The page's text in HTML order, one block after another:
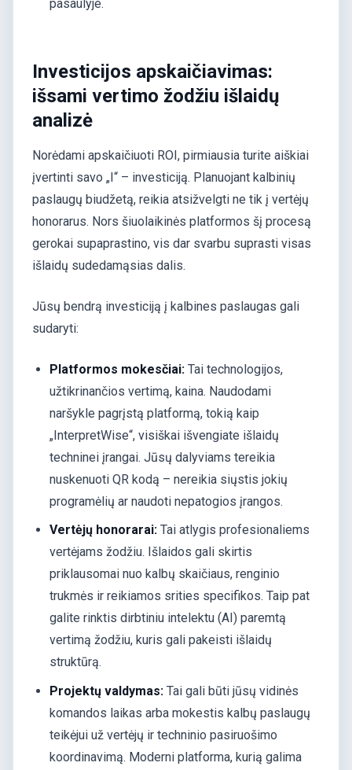
pasaulyje.
Investicijos apskaičiavimas:
išsami vertimo žodžiu išlaidų
analizė
Norėdami apskaičiuoti ROI, pirmiausia turite aiškiai
įvertinti savo „I“ – investiciją. Planuojant kalbinių
paslaugų biudžetą, reikia atsižvelgti ne tik į vertėjų
honorarus. Nors šiuolaikinės platformos šį procesą
gerokai supaprastino, vis dar svarbu suprasti visas
išlaidų sudedamąsias dalis.
Jūsų bendrą investiciją į kalbines paslaugas gali
sudaryti:
Platformos mokesčiai: Tai technologijos,
užtikrinančios vertimą, kaina. Naudodami
naršykle pagrįstą platformą, tokią kaip
„InterpretWise“, visiškai išvengiate išlaidų
techninei įrangai. Jūsų dalyviams tereikia
nuskenuoti QR kodą – nereikia siųstis jokių
programėlių ar naudoti nepatogios įrangos.
Vertėjų honorarai: Tai atlygis profesionaliems
vertėjams žodžiu. Išlaidos gali skirtis
priklausomai nuo kalbų skaičiaus, renginio
trukmės ir reikiamos srities specifikos. Taip pat
galite rinktis dirbtiniu intelektu (AI) paremtą
vertimą žodžiu, kuris gali pakeisti išlaidų
struktūrą.
Projektų valdymas: Tai gali būti jūsų vidinės
komandos laikas arba mokestis kalbų paslaugų
teikėjui už vertėjų ir techninio pasiruošimo
koordinavimą. Moderni platforma, kurią galima